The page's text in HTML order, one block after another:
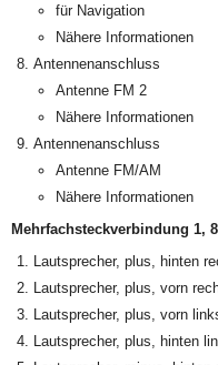
für Navigation
Nähere Informationen
Antennenanschluss
Antenne FM 2
Nähere Informationen
Antennenanschluss
Antenne FM/AM
Nähere Informationen
Mehrfachsteckverbindung 1,
Lautsprecher, plus, hinten
Lautsprecher, plus, vorn
Lautsprecher, plus, vorn
Lautsprecher, plus, hinten